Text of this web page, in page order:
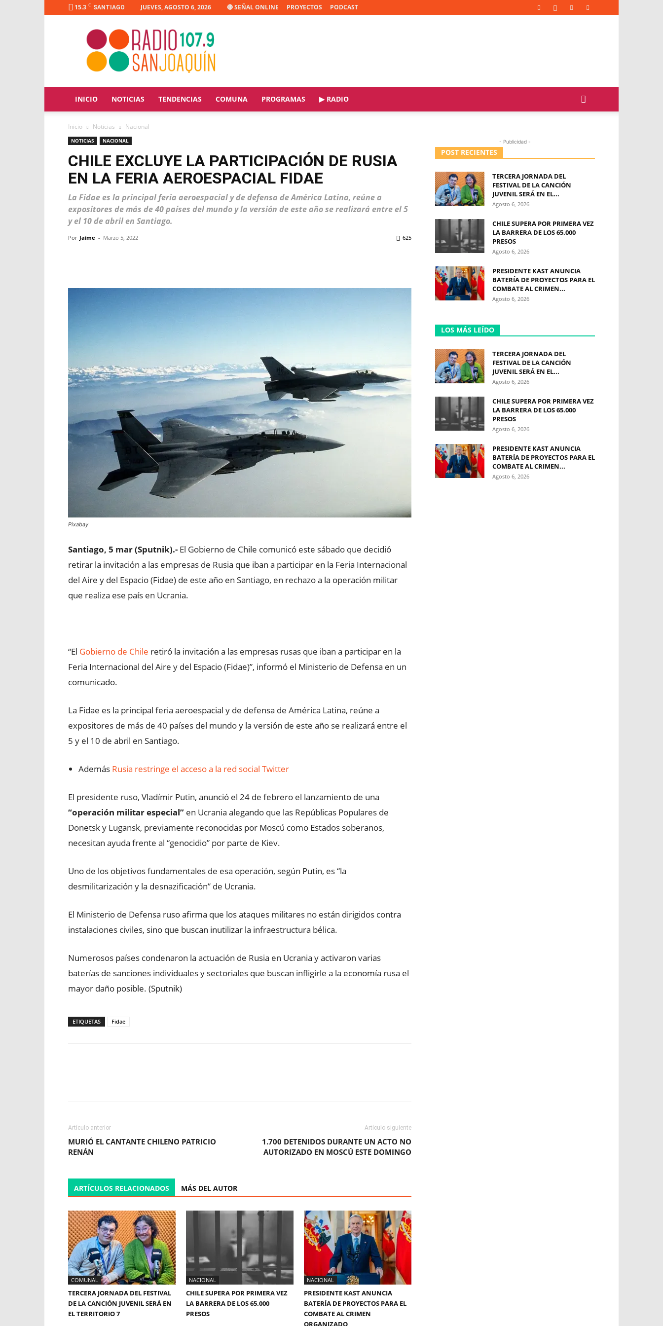
15.3 C SANTIAGO JUEVES, AGOSTO 6, 2026 🔴 SEÑAL ONLINE PROYECTOS PODCAST
Radio
Joaquín
INICIO NOTICIAS TENDENCIAS COMUNA PROGRAMAS ▶ RADIO
Inicio Noticias Nacional
NOTICIAS NACIONAL
CHILE EXCLUYE LA PARTICIPACIÓN DE RUSIA
EN LA FERIA AEROESPACIAL FIDAE
La Fidae es la principal feria aeroespacial y de defensa de América Latina, reúne a
expositores de más de 40 países del mundo y la versión de este año se realizará entre el 5
y el 10 de abril en Santiago.
Por Jaime - Marzo 5, 2022 625
Pixabay
Santiago, 5 mar (Sputnik).- El Gobierno de Chile comunicó este sábado que decidió
retirar la invitación a las empresas de Rusia que iban a participar en la Feria Internacional
del Aire y del Espacio (Fidae) de este año en Santiago, en rechazo a la operación militar
que realiza ese país en Ucrania.
“El Gobierno de Chile retiró la invitación a las empresas rusas que iban a participar en la
Feria Internacional del Aire y del Espacio (Fidae)”, informó el Ministerio de Defensa en un
comunicado.
La Fidae es la principal feria aeroespacial y de defensa de América Latina, reúne a
expositores de más de 40 países del mundo y la versión de este año se realizará entre el
5 y el 10 de abril en Santiago.
Además Rusia restringe el acceso a la red social Twitter
El presidente ruso, Vladímir Putin, anunció el 24 de febrero el lanzamiento de una
“operación militar especial” en Ucrania alegando que las Repúblicas Populares de
Donetsk y Lugansk, previamente reconocidas por Moscú como Estados soberanos,
necesitan ayuda frente al “genocidio” por parte de Kiev.
Uno de los objetivos fundamentales de esa operación, según Putin, es “la
desmilitarización y la desnazificación” de Ucrania.
El Ministerio de Defensa ruso afirma que los ataques militares no están dirigidos contra
instalaciones civiles, sino que buscan inutilizar la infraestructura bélica.
Numerosos países condenaron la actuación de Rusia en Ucrania y activaron varias
baterías de sanciones individuales y sectoriales que buscan infligirle a la economía rusa el
mayor daño posible. (Sputnik)
ETIQUETAS Fidae
Artículo anterior
MURIÓ EL CANTANTE CHILENO PATRICIO
RENÁN
Artículo siguiente
1.700 DETENIDOS DURANTE UN ACTO NO
AUTORIZADO EN MOSCÚ ESTE DOMINGO
ARTÍCULOS RELACIONADOS MÁS DEL AUTOR
COMUNAL
TERCERA JORNADA DEL FESTIVAL
DE LA CANCIÓN JUVENIL SERÁ EN
EL TERRITORIO 7
NACIONAL
CHILE SUPERA POR PRIMERA VEZ
LA BARRERA DE LOS 65.000
PRESOS
NACIONAL
PRESIDENTE KAST ANUNCIA
BATERÍA DE PROYECTOS PARA EL
COMBATE AL CRIMEN
ORGANIZADO
- Publicidad -
POST RECIENTES
TERCERA JORNADA DEL
FESTIVAL DE LA CANCIÓN
JUVENIL SERÁ EN EL...
Agosto 6, 2026
CHILE SUPERA POR PRIMERA VEZ
LA BARRERA DE LOS 65.000
PRESOS
Agosto 6, 2026
PRESIDENTE KAST ANUNCIA
BATERÍA DE PROYECTOS PARA EL
COMBATE AL CRIMEN...
Agosto 6, 2026
LOS MÁS LEÍDO
TERCERA JORNADA DEL
FESTIVAL DE LA CANCIÓN
JUVENIL SERÁ EN EL...
Agosto 6, 2026
CHILE SUPERA POR PRIMERA VEZ
LA BARRERA DE LOS 65.000
PRESOS
Agosto 6, 2026
PRESIDENTE KAST ANUNCIA
BATERÍA DE PROYECTOS PARA EL
COMBATE AL CRIMEN...
Agosto 6, 2026